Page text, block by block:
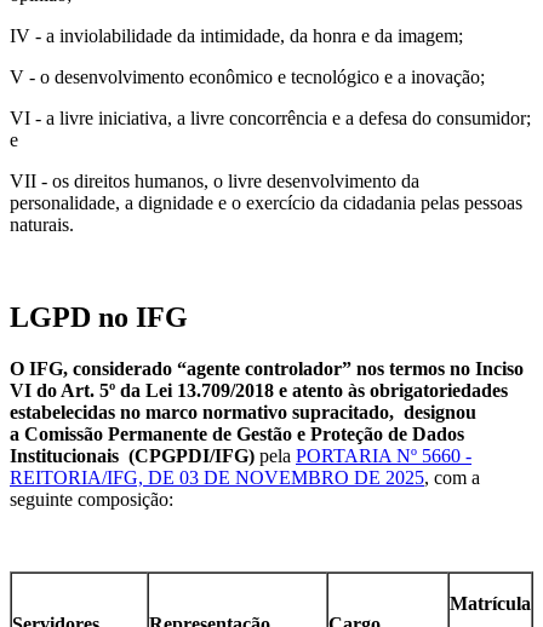
IV - a inviolabilidade da intimidade, da honra e da imagem;
V - o desenvolvimento econômico e tecnológico e a inovação;
VI - a livre iniciativa, a livre concorrência e a defesa do consumidor;
e
VII - os direitos humanos, o livre desenvolvimento da
personalidade, a dignidade e o exercício da cidadania pelas pessoas
naturais.
LGPD no IFG
O IFG, considerado “agente controlador” nos termos no Inciso
VI do Art. 5º da Lei 13.709/2018 e atento às obrigatoriedades
estabelecidas no marco normativo supracitado, designou
a Comissão Permanente de Gestão e Proteção de Dados
Institucionais (CPGPDI/IFG) pela PORTARIA Nº 5660 -
REITORIA/IFG, DE 03 DE NOVEMBRO DE 2025, com a
seguinte composição:
Matrícula